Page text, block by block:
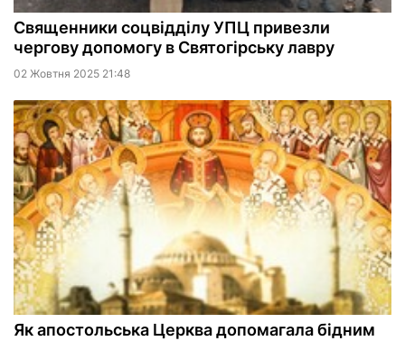
Священники соцвідділу УПЦ привезли
чергову допомогу в Святогірську лавру
02 Жовтня 2025 21:48
Як апостольська Церква допомагала бідним